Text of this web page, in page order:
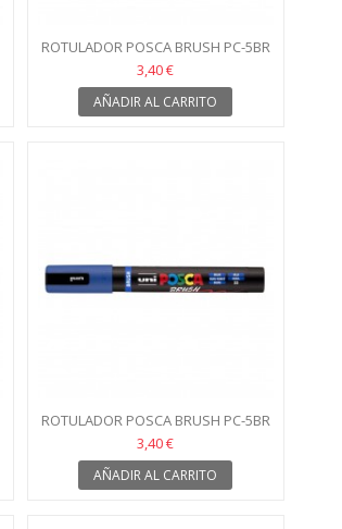
ROTULADOR POSCA BRUSH PC-5BR
VERDE
3,40 €
AÑADIR AL CARRITO
ROTULADOR POSCA BRUSH PC-5BR
AZUL
3,40 €
AÑADIR AL CARRITO